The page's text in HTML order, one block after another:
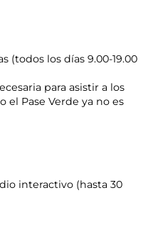
(todos los días 9.00-19.00
para asistir a los
el Pase Verde ya no es
interactivo (hasta 30